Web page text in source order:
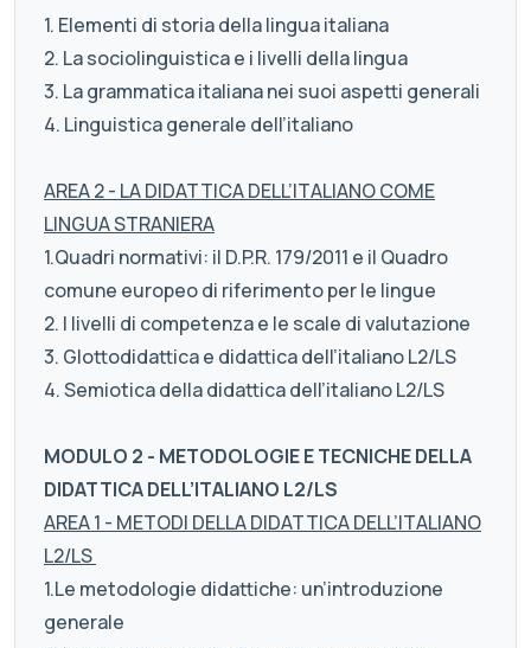
1. Elementi di storia della lingua italiana
2. La sociolinguistica e i livelli della lingua
3. La grammatica italiana nei suoi aspetti generali
4. Linguistica generale dell’italiano
AREA 2 - LA DIDATTICA DELL’ITALIANO COME
LINGUA STRANIERA
1.Quadri normativi: il D.P.R. 179/2011 e il Quadro
comune europeo di riferimento per le lingue
2. I livelli di competenza e le scale di valutazione
3. Glottodidattica e didattica dell’italiano L2/LS
4. Semiotica della didattica dell’italiano L2/LS
MODULO 2 - METODOLOGIE E TECNICHE DELLA
DIDATTICA DELL’ITALIANO L2/LS
AREA 1 - METODI DELLA DIDATTICA DELL’ITALIANO
L2/LS
1.Le metodologie didattiche: un’introduzione
generale